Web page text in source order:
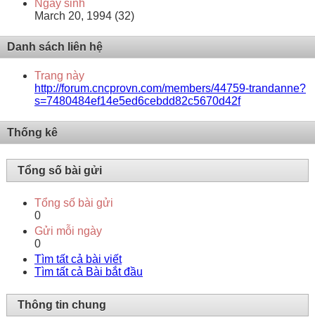
Ngày sinh
March 20, 1994 (32)
Danh sách liên hệ
Trang này
http://forum.cncprovn.com/members/44759-trandanne?
s=7480484ef14e5ed6cebdd82c5670d42f
Thống kê
Tổng số bài gửi
Tổng số bài gửi
0
Gửi mỗi ngày
0
Tìm tất cả bài viết
Tìm tất cả Bài bắt đầu
Thông tin chung